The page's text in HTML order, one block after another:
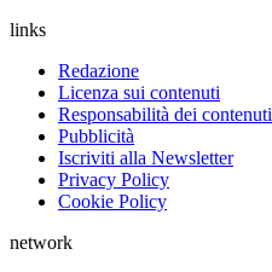
links
Redazione
Licenza sui contenuti
Responsabilità dei contenuti
Pubblicità
Iscriviti alla Newsletter
Privacy Policy
Cookie Policy
network